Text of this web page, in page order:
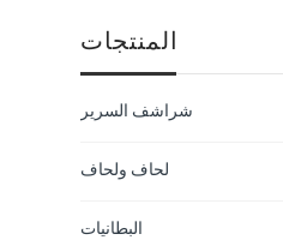
المنتجات
شراشف السرير
لحاف ولحاف
البطانيات